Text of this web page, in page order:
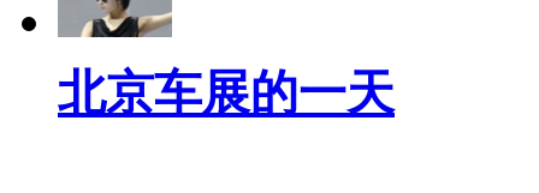
北京车展的一天